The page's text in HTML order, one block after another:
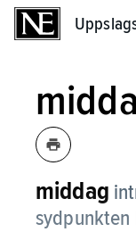
middag
sydpunkten